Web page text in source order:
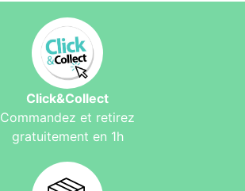
Click&Collect
Commandez et retirez
gratuitement en 1h